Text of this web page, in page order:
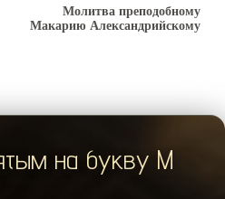
Молитва преподобному
Макарию Александрийскому
на букву М